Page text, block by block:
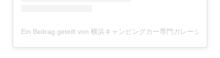
Ein Beitrag geteilt von 横浜キャンピングカー専門ガレージカレ